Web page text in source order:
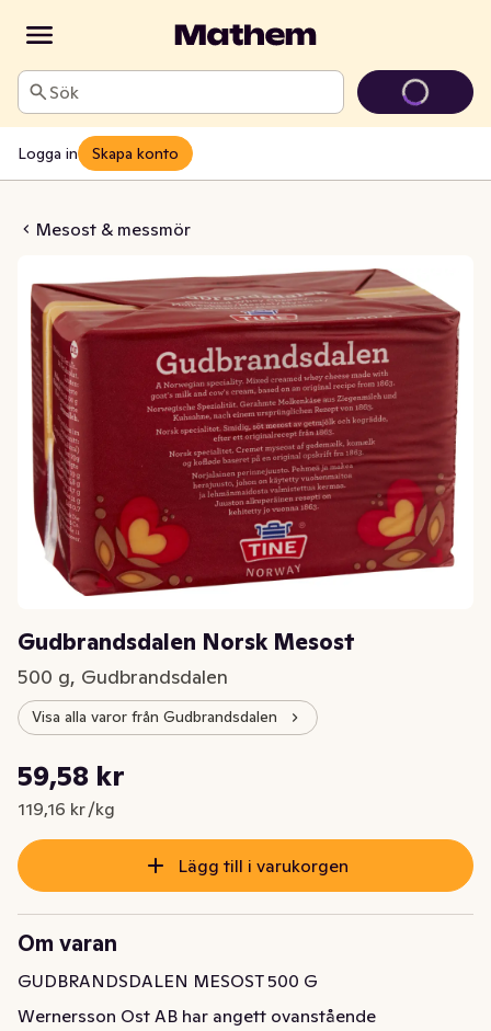
Sök
Logga in Skapa konto
Mesost & messmör
Norsk Mesost
Gudbrandsdalen Norsk Mesost
500 g, Gudbrandsdalen
Visa alla varor från Gudbrandsdalen
Nuvarande pris är: 59,58 kr
59,58 kr
119,16 kr /kg
Styckpris: 119,16 kr /kg
Lägg till i varukorgen
Om varan
GUDBRANDSDALEN MESOST 500 G
Wernersson Ost AB har angett ovanstående